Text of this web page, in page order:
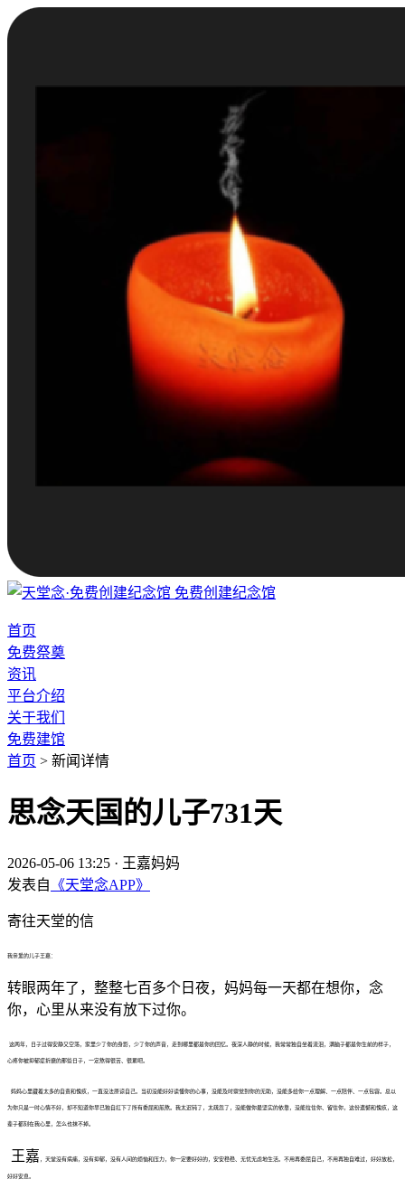
免费创建纪念馆
首页
免费祭奠
资讯
平台介绍
关于我们
免费建馆
首页 > 新闻详情
思念天国的儿子731天
2026-05-06 13:25 · 王嘉妈妈
发表自 《天堂念APP》
寄往天堂的信
我亲爱的儿子王嘉：
转眼两年了，整整七百多个日夜，妈妈每一天都在想你，念
你，心里从来没有放下过你。
这两年，日子过得安静又空荡，家里少了你的身影，少了你的声音，走到哪里都是你的回忆。夜深人静的时候，我常常独自坐着流泪，满脑子都是你生前的样子，
心疼你被抑郁症折磨的那些日子，一定熬得很苦、很累吧。
妈妈心里藏着太多的自责和愧疚，一直没法原谅自己。当初没能好好读懂你的心事，没能及时察觉到你的无助，没能多给你一点理解、一点陪伴、一点包容。总以
为你只是一时心情不好，却不知道你早已独自扛下了所有委屈和煎熬。我太迟钝了，太疏忽了，没能做你最坚实的依靠，没能拉住你、留住你，这份遗憾和愧疚，这
辈子都刻在我心里，怎么也抹不掉。
王嘉 ，天堂没有病痛，没有抑郁，没有人间的烦恼和压力，你一定要好好的，安安稳稳、无忧无虑地生活。不用再委屈自己，不用再独自难过，好好放松，
好好安息。